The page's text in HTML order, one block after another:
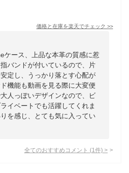
価格と在庫を楽天でチェック >>
ケース、上品な本革の質感に惹
バンドが付いているので、片
定し、うっかり落とす心配が
機能も動画を見る際に大変便
人っぽいデザインなので、ビ
イベートでも活躍してくれま
を感じ、とても気に入ってい
全てのおすすめコメント (1 件) >